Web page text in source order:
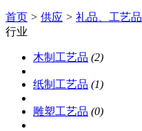
首页 > 供应 > 礼品、工艺品
行业
木制工艺品 (2)
纸制工艺品 (1)
雕塑工艺品 (0)